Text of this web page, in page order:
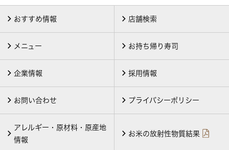
おすすめ情報 店舗検索
メニュー お持ち帰り寿司
企業情報 採用情報
お問い合わせ プライバシーポリシー
アレルギー・原材料・原産地
情報
お米の放射性物質結果